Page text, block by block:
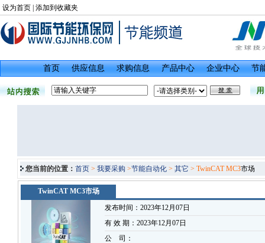
设为首页 添加到收藏夹
首页 供应信息 求购信息 产品中心 企业中心 节
您当前的位置： 首页 > 我要采购 >节能自动化 > 其它 > TwinCAT MC3市场
TwinCAT MC3市场
发布时间：2023年12月07日
有 效 期：2023年12月07日
公 司：